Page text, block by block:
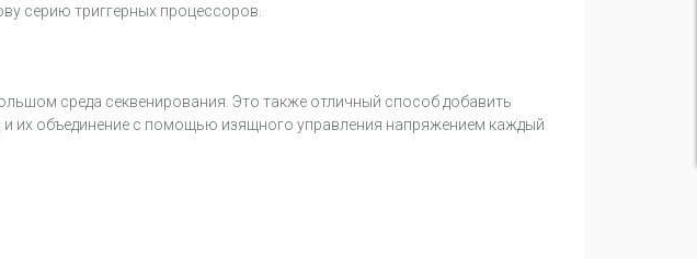
серию триггерных процессоров.
среда секвенирования. Это также отличный способ добавить
и их объединение с помощью изящного управления напряжением каждый